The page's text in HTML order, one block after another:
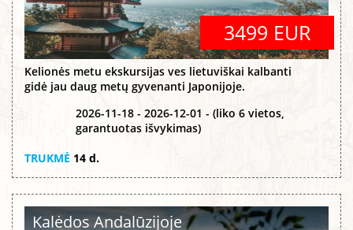
3499 EUR
Kelionės metu ekskursijas ves lietuviškai kalbanti
gidė jau daug metų gyvenanti Japonijoje.
2026-11-18 - 2026-12-01 - (liko 6 vietos,
garantuotas išvykimas)
TRUKMĖ 14 d.
Kalėdos Andalūzijoje